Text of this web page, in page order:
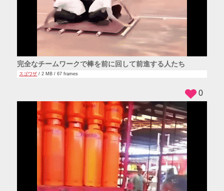
完全なチームワークで棒を前に回して前進する人たち
スゴワザ / 2 MB / 67 frames
0